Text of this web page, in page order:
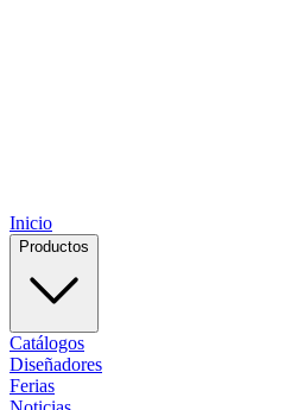
Inicio
Productos
Catálogos
Diseñadores
Ferias